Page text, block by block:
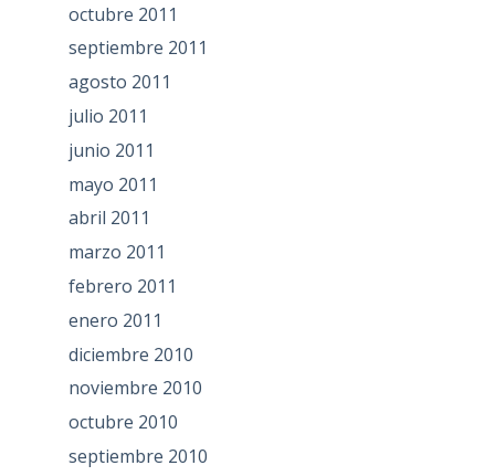
octubre 2011
septiembre 2011
agosto 2011
julio 2011
junio 2011
mayo 2011
abril 2011
marzo 2011
febrero 2011
enero 2011
diciembre 2010
noviembre 2010
octubre 2010
septiembre 2010